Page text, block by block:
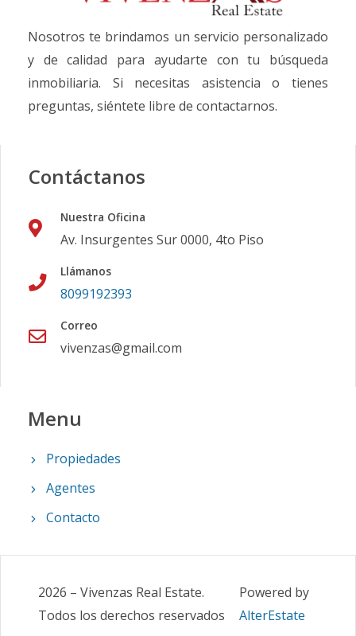
Nosotros te brindamos un servicio personalizado
y de calidad para ayudarte con tu búsqueda
inmobiliaria. Si necesitas asistencia o tienes
preguntas, siéntete libre de contactarnos.
Contáctanos
Nuestra Oficina
Av. Insurgentes Sur 0000, 4to Piso
Llámanos
8099192393
Correo
vivenzas@gmail.com
Menu
Propiedades
Agentes
Contacto
2026 – Vivenzas Real Estate.
Todos los derechos reservados
Powered by
AlterEstate